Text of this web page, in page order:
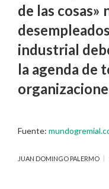
de las cosas»
industrial
la agenda de
Fuente:
JUAN DOMINGO PALERMO